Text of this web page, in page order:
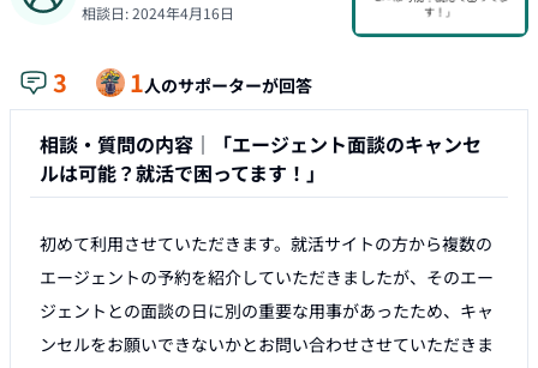
相談日:2024年4月16日
3 1人のサポーターが回答
相談・質問の内容｜
「エージェント面談のキャンセ
ルは可能？就活で困ってます！」
初めて利用させていただきます。就活サイトの方から複数の
エージェントの予約を紹介していただきましたが、そのエー
ジェントとの面談の日に別の重要な用事があったため、キャ
ンセルをお願いできないかとお問い合わせさせていただきま